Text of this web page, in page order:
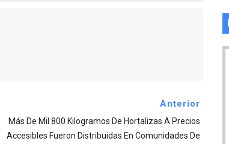
Anterior
Más De Mil 800 Kilogramos De Hortalizas A Precios
Accesibles Fueron Distribuidas En Comunidades De